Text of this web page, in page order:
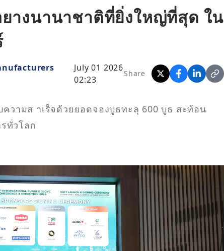
างนานาชาติที่ยิ่งใหญ่ที่สุด ใน
July 01 2026
02:23
Share
ความส าเร็จด้วยยอดจองบูธทะลุ 600 บูธ สะท้อน
ทั่วโลก